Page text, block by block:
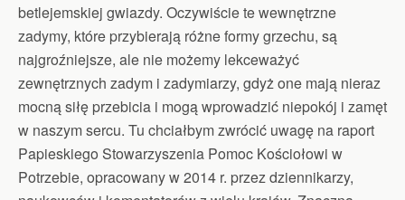
betlejemskiej gwiazdy. Oczywiście te wewnętrzne
zadymy, które przybierają różne formy grzechu, są
najgroźniejsze, ale nie możemy lekceważyć
zewnętrznych zadym i zadymiarzy, gdyż one mają nieraz
mocną siłę przebicia i mogą wprowadzić niepokój i zamęt
w naszym sercu. Tu chciałbym zwrócić uwagę na raport
Papieskiego Stowarzyszenia Pomoc Kościołowi w
Potrzebie, opracowany w 2014 r. przez dziennikarzy,